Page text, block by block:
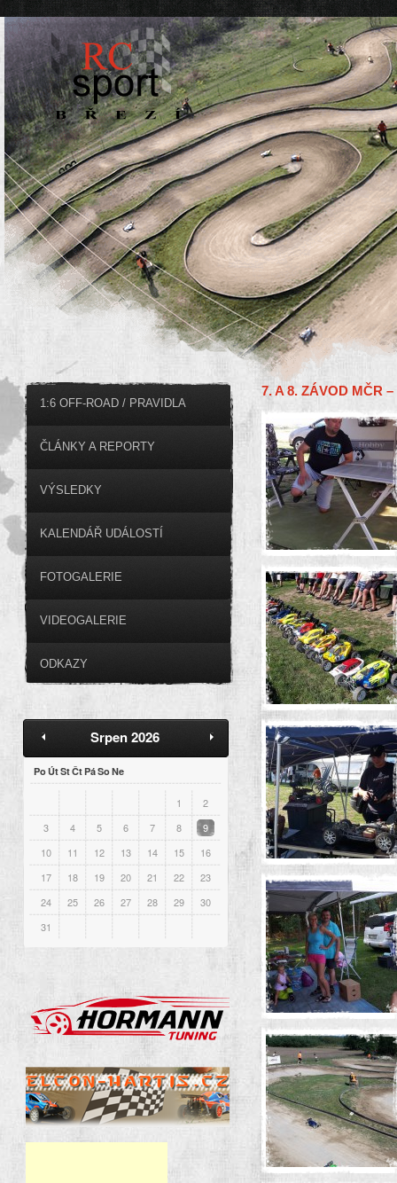
1:6 OFF-ROAD / PRAVIDLA
ČLÁNKY A REPORTY
VÝSLEDKY
KALENDÁŘ UDÁLOSTÍ
FOTOGALERIE
VIDEOGALERIE
ODKAZY
Srpen 2026
PoÚtStČtPáSoNe
1
2
3
4 5 6 7 8
9
10
11 12 13 14 15
16
17
18 19 20 21 22
23
24
25 26 27 28 29
30
31
7. A 8. ZÁVOD MČR